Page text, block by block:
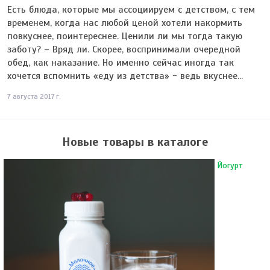
Есть блюда, которые мы ассоциируем с детством, с тем
временем, когда нас любой ценой хотели накормить
повкуснее, поинтереснее. Ценили ли мы тогда такую
заботу? – Вряд ли. Скорее, воспринимали очередной
обед, как наказание. Но именно сейчас иногда так
хочется вспомнить «еду из детства» - ведь вкуснее...
7 августа 2017 г.
Новые товары в каталоге
Йогурт